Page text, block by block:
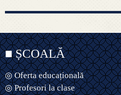
■ ȘCOALĂ
◎ Oferta educațională
◎ Profesori la clase